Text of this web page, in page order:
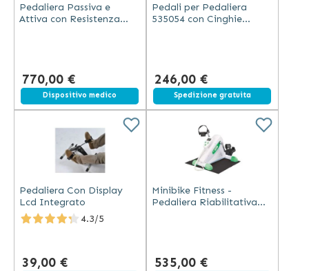
Pedaliera Passiva e
Attiva con Resistenza
770,00 €
Spedizione gratuita
Dispositivo medico
Pedali per Pedaliera
535054 con Cinghie
246,00 €
Spedizione gratuita
Pedaliera Con Display
Lcd Integrato
4.3/5
39,00 €
Minibike Fitness -
Pedaliera Riabilitativa
535,00 €